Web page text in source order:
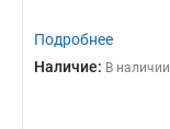
Подробнее
Наличие: В наличии